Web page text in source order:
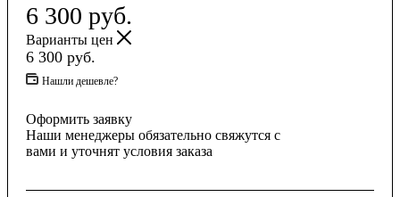
6 300 руб.
Варианты цен
6 300 руб.
Нашли дешевле?
Оформить заявку
Наши менеджеры обязательно свяжутся с
вами и уточнят условия заказа